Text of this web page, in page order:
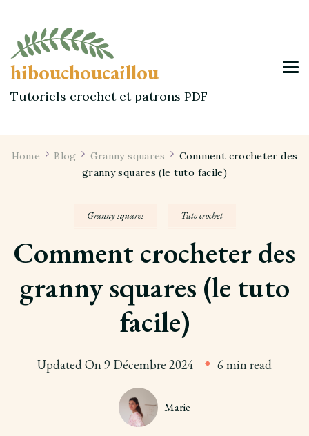
hibouchoucaillou
Tutoriels crochet et patrons PDF
Home Blog Granny squares
Comment crocheter des
granny squares (le tuto facile)
Granny squares Tuto crochet
Comment crocheter des
granny squares (le tuto
facile)
Updated On9 Décembre 2024 6 min read
Marie